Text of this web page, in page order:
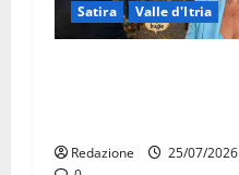
Satira
Valle d'Itria
Redazione
25/07/2026